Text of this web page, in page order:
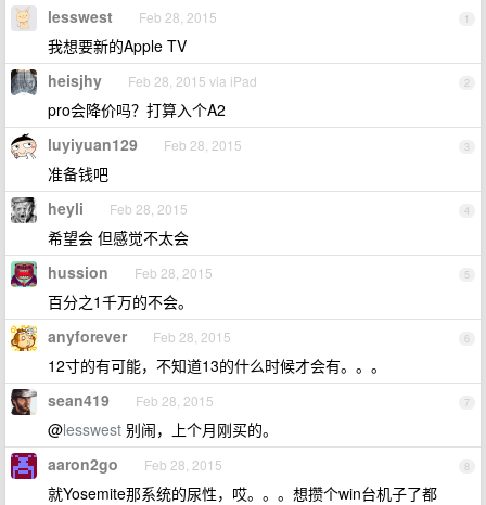
1
lesswest Feb 28, 2015
我想要新的Apple TV
2
heisjhy Feb 28, 2015 via iPad
pro会降价吗？打算入个A2
3
luyiyuan129 Feb 28, 2015
准备钱吧
4
heyli Feb 28, 2015
希望会 但感觉不太会
5
hussion Feb 28, 2015
百分之1千万的不会。
6
anyforever Feb 28, 2015
12寸的有可能，不知道13的什么时候才会有。。。
7
sean419 Feb 28, 2015
@lesswest 别闹，上个月刚买的。
8
aaron2go Feb 28, 2015
就Yosemite那系统的尿性，哎。。。想攒个win台机子了都